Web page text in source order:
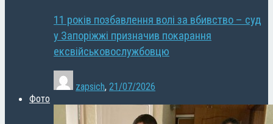
11 років позбавлення волі за вбивство – суд
у Запоріжжі призначив покарання
ексвійськовослужбовцю
zapsich, 21/07/2026
Фото